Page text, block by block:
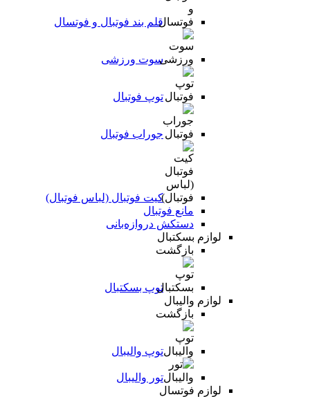
قلم بند فوتبال و فوتسال
سوت ورزشی
توپ فوتبال
جوراب فوتبال
کیت فوتبال (لباس فوتبال)
مانع فوتبال
دستکش دروازه‌بانی
لوازم بسکتبال
بازگشت
توپ بسکتبال
لوازم والیبال
بازگشت
توپ والیبال
تور والیبال
لوازم فوتسال